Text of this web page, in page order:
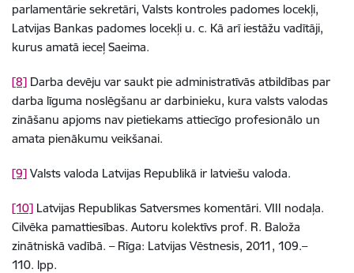
parlamentārie sekretāri, Valsts kontroles padomes locekļi,
Latvijas Bankas padomes locekļi u. c. Kā arī iestāžu vadītāji,
kurus amatā ieceļ Saeima.
[8] Darba devēju var saukt pie administratīvās atbildības par
darba līguma noslēgšanu ar darbinieku, kura valsts valodas
zināšanu apjoms nav pietiekams attiecīgo profesionālo un
amata pienākumu veikšanai.
[9] Valsts valoda Latvijas Republikā ir latviešu valoda.
[10] Latvijas Republikas Satversmes komentāri. VIII nodaļa.
Cilvēka pamattiesības. Autoru kolektīvs prof. R. Baloža
zinātniskā vadībā. – Rīga: Latvijas Vēstnesis, 2011, 109.–
110. lpp.